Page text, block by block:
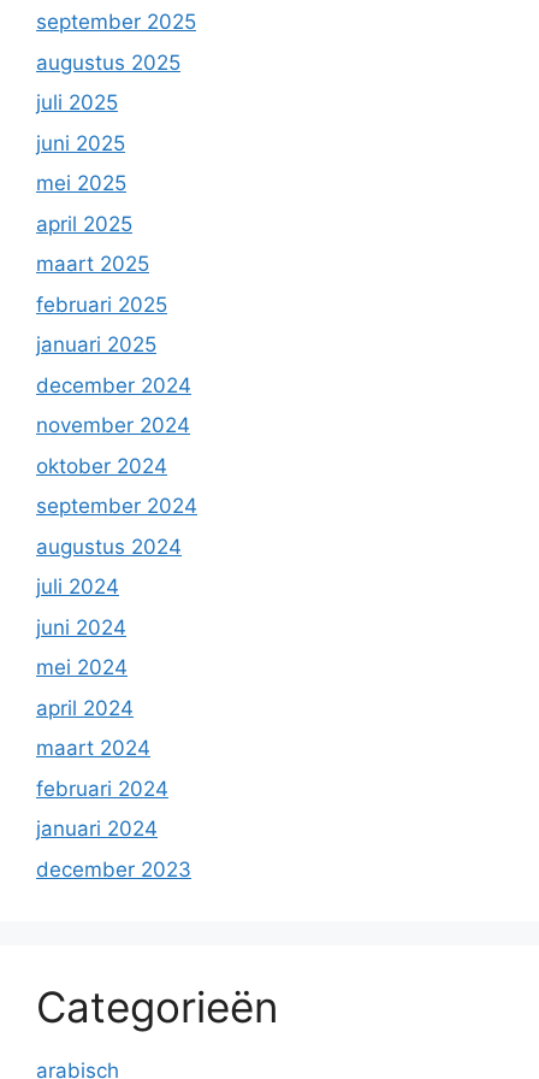
september 2025
augustus 2025
juli 2025
juni 2025
mei 2025
april 2025
maart 2025
februari 2025
januari 2025
december 2024
november 2024
oktober 2024
september 2024
augustus 2024
juli 2024
juni 2024
mei 2024
april 2024
maart 2024
februari 2024
januari 2024
december 2023
Categorieën
arabisch